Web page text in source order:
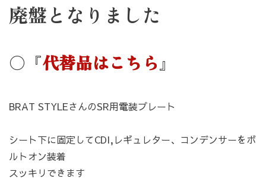
お買い物を続ける カートへ進む
廃盤となりました
〇『代替品はこちら』
BRAT STYLEさんのSR用電装プレート
シート下に固定してCDI,レギュレター、コンデンサーをボ
ルトオン装着
スッキリできます